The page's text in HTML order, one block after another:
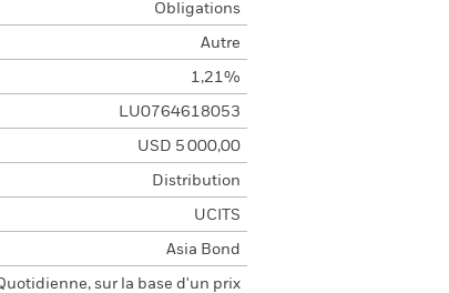
Obligations
Autre
1,21%
LU0764618053
USD 5 000,00
Distribution
UCITS
Asia Bond
sur la base d'un prix